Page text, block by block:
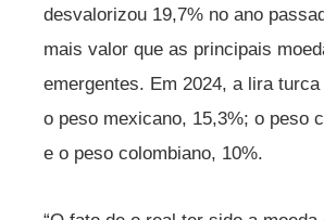
desvalorizou 19,7% no ano
mais valor que as principais
emergentes. Em 2024, a lira
o peso mexicano, 15,3%; o peso
e o peso colombiano, 10%.